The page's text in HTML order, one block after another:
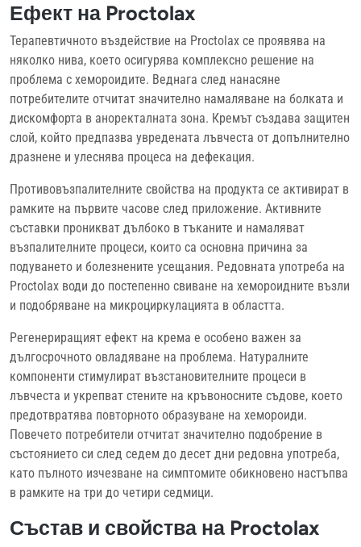
Ефект на Proctolax
Терапевтичното въздействие на Proctolax се проявява на
няколко нива, което осигурява комплексно решение на
проблема с хемороидите. Веднага след нанасяне
потребителите отчитат значително намаляване на болката и
дискомфорта в аноректалната зона. Кремът създава защитен
слой, който предпазва увредената лъвчеста от допълнително
дразнене и улеснява процеса на дефекация.
Противовъзпалителните свойства на продукта се активират в
рамките на първите часове след приложение. Активните
съставки проникват дълбоко в тъканите и намаляват
възпалителните процеси, които са основна причина за
подуването и болезнените усещания. Редовната употреба на
Proctolax води до постепенно свиване на хемороидните възли
и подобряване на микроциркулацията в областта.
Регенериращият ефект на крема е особено важен за
дългосрочното овладяване на проблема. Натуралните
компоненти стимулират възстановителните процеси в
лъвчеста и укрепват стените на кръвоносните съдове, което
предотвратява повторното образуване на хемороиди.
Повечето потребители отчитат значително подобрение в
състоянието си след седем до десет дни редовна употреба,
като пълното изчезване на симптомите обикновено настъпва
в рамките на три до четири седмици.
Състав и свойства на Proctolax